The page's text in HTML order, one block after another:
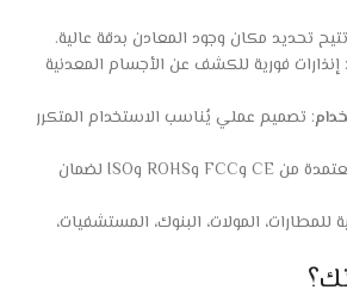
تحديد مكان وجود المعادن بدقة عالية.
: إنذارات فورية للكشف عن الأجسام المعدنية
: تصميم عملي يُناسب الاستخدام المتكرر
: معتمدة من CE وFCC وROHS وISO لضمان
للمطارات، المولات، البنوك، المستشفيات،